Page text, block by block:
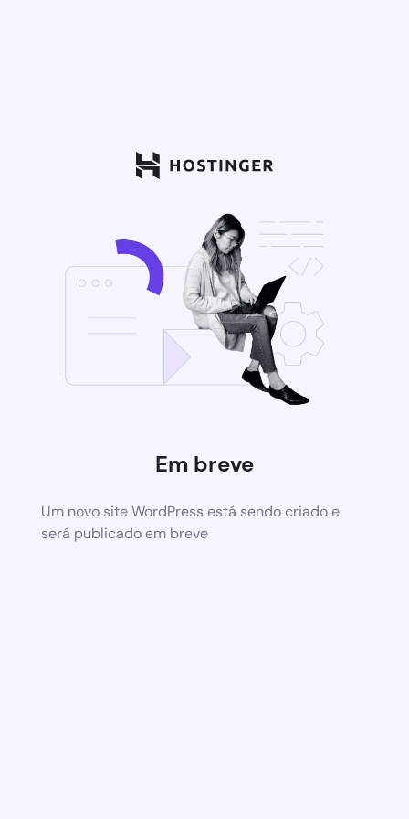
Em breve
Um novo site WordPress está sendo criado e
será publicado em breve